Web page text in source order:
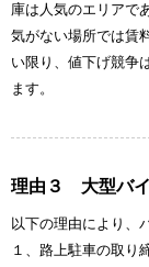
庫は人気のエリアで
気がない場所では賃
い限り、値下げ競争
ます。
理由３ 大型バイ
以下の理由により、
１、路上駐車の取り